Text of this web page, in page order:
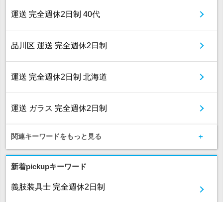
運送 完全週休2日制 40代
品川区 運送 完全週休2日制
運送 完全週休2日制 北海道
運送 ガラス 完全週休2日制
関連キーワードをもっと見る
新着pickupキーワード
義肢装具士 完全週休2日制